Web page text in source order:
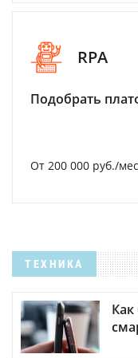
RPA
Подобрать
От 200 000 руб./
ТЕХНИКА